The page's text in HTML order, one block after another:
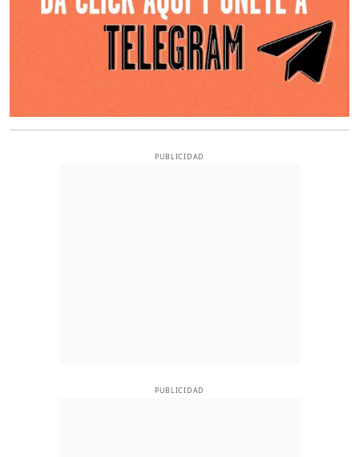
PUBLICIDAD
PUBLICIDAD